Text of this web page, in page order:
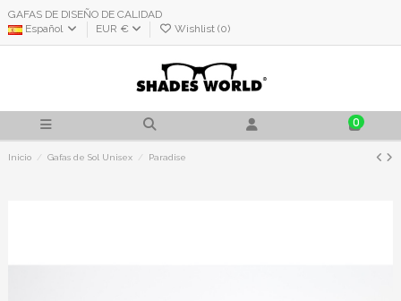
GAFAS DE DISEÑO DE CALIDAD
Español
EUR € Wishlist (0)
0
Inicio Gafas de Sol Unisex Paradise